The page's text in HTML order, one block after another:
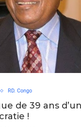
RD. Congo
de 39 ans
!